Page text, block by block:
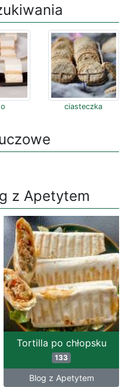
ciasteczka
z Apetytem
Tortilla po chłopsku
133
Blog z Apetytem